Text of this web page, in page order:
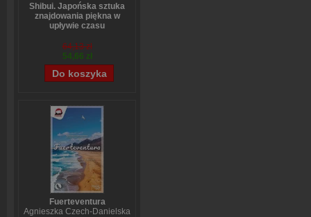
Shibui. Japońska sztuka
znajdowania piękna w
upływie czasu
64,13 zł
54,66 zł
Fuerteventura
Agnieszka Czech-Danielska